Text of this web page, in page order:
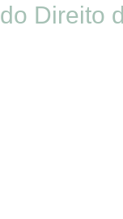
do Direito